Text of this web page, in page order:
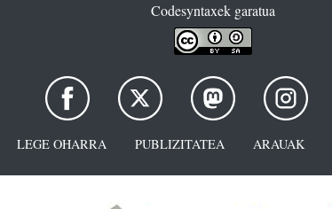
Codesyntaxek garatua
LEGE OHARRA PUBLIZITATEA ARAUAK